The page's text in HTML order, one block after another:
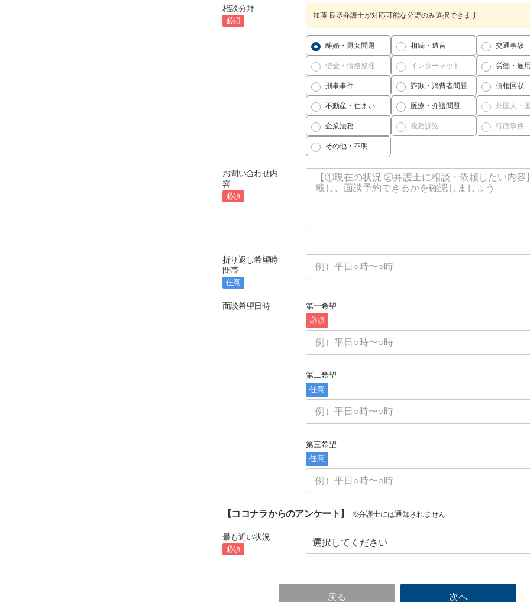
相談分野
必須
加藤 良丞弁護士が対応可能な分野のみ選択できます
離婚・男女問題 相続・遺言 交通事故
借金・債務整理 インターネット 労働・雇
刑事事件 詐欺・消費者問題 債権回収
不動産・住まい 医療・介護問題 外国人・
企業法務 税務訴訟 行政事件
その他・不明
お問い合わせ内
容
必須
折り返し希望時
間帯
任意
面談希望日時
第一希望
必須
第二希望
任意
第三希望
任意
【ココナラからのアンケート】 ※弁護士には通知されません
最も近い状況
必須